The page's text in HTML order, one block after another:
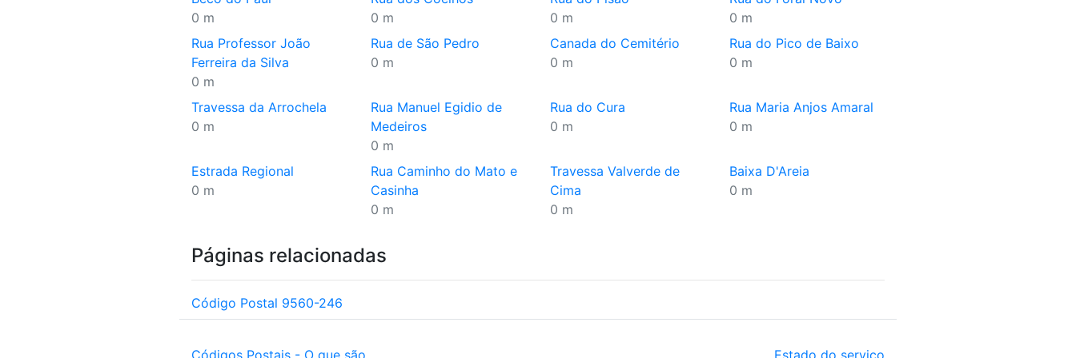
0 m
0 m
0 m
0 m
Rua Professor João
Ferreira da Silva
0 m
Rua de São Pedro
0 m
Canada do Cemitério
0 m
Rua do Pico de Baixo
0 m
Travessa da Arrochela
0 m
Rua Manuel Egidio de
Medeiros
0 m
Rua do Cura
0 m
Rua Maria Anjos Amaral
0 m
Estrada Regional
0 m
Rua Caminho do Mato e
Casinha
0 m
Travessa Valverde de
Cima
0 m
Baixa D'Areia
0 m
Páginas relacionadas
Código Postal 9560-246
Códigos Postais - O que são Estado do serviço